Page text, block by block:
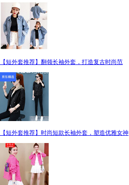
【短外套推荐】翻领长袖外套，打造复古时尚范
【短外套推荐】时尚短款长袖外套，塑造优雅女神